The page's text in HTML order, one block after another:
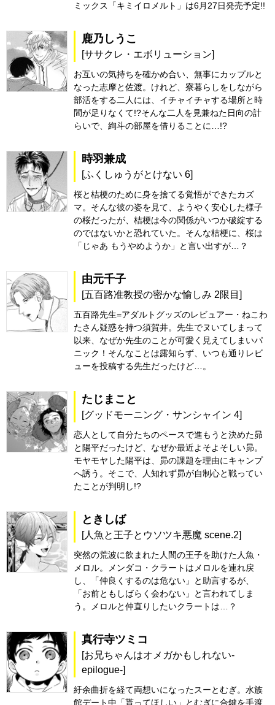
ミックス「キミイロメルト」は6月27日発売予定!!
鹿乃しうこ
[ササクレ・エボリューション]
お互いの気持ちを確かめ合い、無事にカップルと
なった志摩と佐渡。けれど、寮暮らしをしながら
部活をする二人には、イチャイチャする場所と時
間が足りなくて!?そんな二人を見兼ねた日向の計
らいで、絢斗の部屋を借りることに…!?
時羽兼成
[ふくしゅうがとけない 6]
桜と桔梗のために身を捨てる覚悟ができたカズ
マ。そんな彼の姿を見て、ようやく安心した様子
の桜だったが、桔梗は今の関係がいつか破綻する
のではないかと恐れていた。そんな桔梗に、桜は
「じゃあ もうやめようか」と言い出すが…？
由元千子
[五百路准教授の密かな愉しみ 2限目]
五百路先生=アダルトグッズのレビュアー・ねこわ
たさん疑惑を持つ須賀井。先生でヌいてしまって
以来、なぜか先生のことが可愛く見えてしまいパ
ニック！そんなことは露知らず、いつも通りレビ
ューを投稿する先生だったけど…。
たじまこと
[グッドモーニング・サンシャイン 4]
恋人として自分たちのペースで進もうと決めた昴
と陽平だったけど、なぜか最近よそよそしい昴。
モヤモヤした陽平は、昴の課題を理由にキャンプ
へ誘う。そこで、人知れず昴が自制心と戦ってい
たことが判明し!?
ときしば
[人魚と王子とウソツキ悪魔 scene.2]
突然の荒波に飲まれた人間の王子を助けた人魚・
メロル。メンダコ・クラートはメロルを連れ戻
し、「仲良くするのは危ない」と助言するが、
「お前ともしばらく会わない」と言われてしま
う。メロルと仲直りしたいクラートは…？
真行寺ツミコ
[お兄ちゃんはオメガかもしれない-
epilogue-]
紆余曲折を経て両想いになったスーとむぎ。水族
館デート中「貰ってほしい」とむぎに合鍵を手渡